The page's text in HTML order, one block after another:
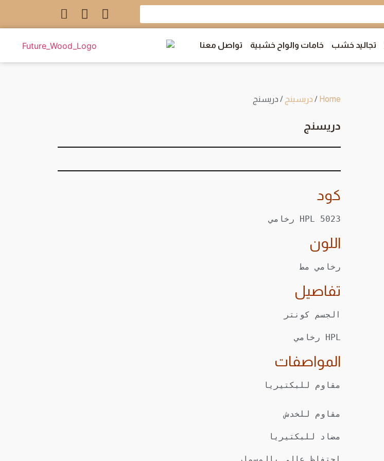
تجاليد خشب خامات والواح خشبية تواصل معنا
Home
/ دريسينج / دريسنج
دريسنج
كود
HPL 5023 رخامي
اللون
رخامي مط
تفاصيل
الجسم كونتر
HPL رخامي
المواصفات
مقاوم للخدش
مضاد للبكتيريا